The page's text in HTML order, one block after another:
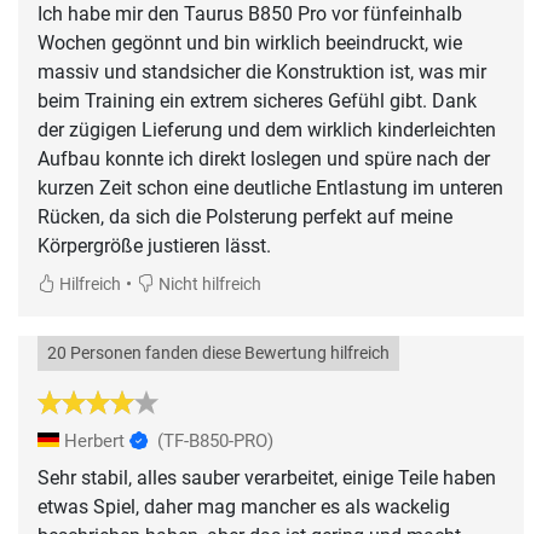
Ich habe mir den Taurus B850 Pro vor fünfeinhalb
Wochen gegönnt und bin wirklich beeindruckt, wie
massiv und standsicher die Konstruktion ist, was mir
beim Training ein extrem sicheres Gefühl gibt. Dank
der zügigen Lieferung und dem wirklich kinderleichten
Aufbau konnte ich direkt loslegen und spüre nach der
kurzen Zeit schon eine deutliche Entlastung im unteren
Rücken, da sich die Polsterung perfekt auf meine
Körpergröße justieren lässt.
Hilfreich • Nicht hilfreich
20 Personen fanden diese Bewertung hilfreich
Herbert (TF-B850-PRO)
Sehr stabil, alles sauber verarbeitet, einige Teile haben
etwas Spiel, daher mag mancher es als wackelig